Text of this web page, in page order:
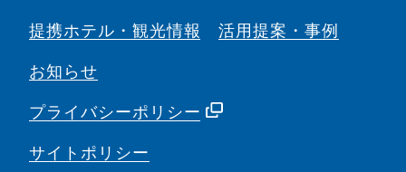
提携ホテル・観光情報 活用提案・事例
お知らせ
プライバシーポリシー
サイトポリシー